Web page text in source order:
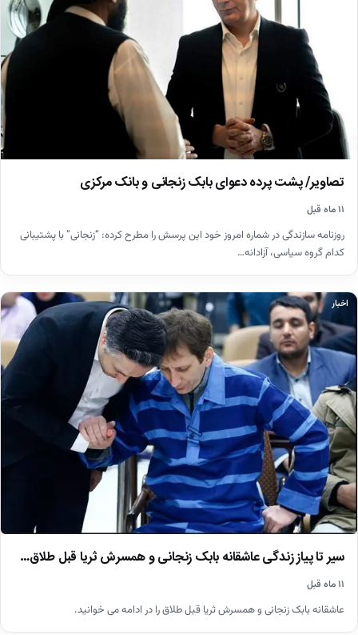
تصاویر/ پشت پرده دعوای بابک زنجانی و بانک‌ مرکزی
۱۱ ماه قبل
روزنامه سازندگی در شماره امروز خود این پرسش را مطرح کرده: “زنجانی” با پشتیبانی
کدام گروه سیاسی، آزادانه…
اخبار
سیر تا پیاز زندگی عاشقانه بابک زنجانی و همسرش ثریا قبل طلاق…
۱۱ ماه قبل
عاشقانه بابک زنجانی و همسرش ثریا قبل طلاق را در ادامه می خوانید.